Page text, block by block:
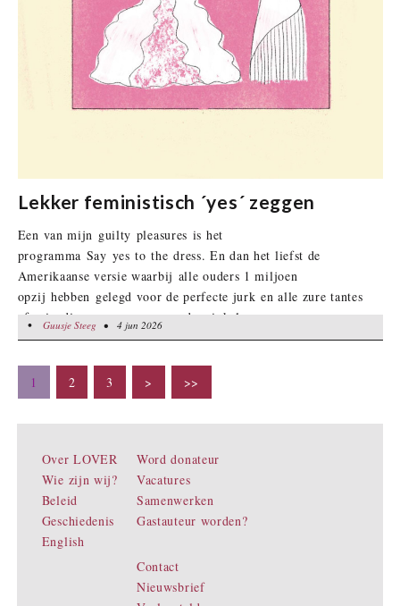
Lekker feministisch ´yes´ zeggen
Een van mijn guilty pleasures is het
programma Say yes to the dress. En dan het liefst de
Amerikaanse versie waarbij alle ouders 1 miljoen
opzij hebben gelegd voor de perfecte jurk en alle zure tantes
of vriendinnen meegaan naar de winkel.
Guusje Steeg• 4 jun 2026
•Guusje Steeg • 4 jun 2026
1 2 3 > >>
Over LOVER
Wie zijn wij?
Beleid
Geschiedenis
English
Word donateur
Vacatures
Samenwerken
Gastauteur worden?
Contact
Nieuwsbrief